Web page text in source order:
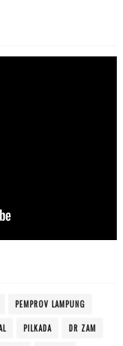
PEMPROV LAMPUNG
PILKADA DR ZAM